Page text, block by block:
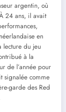
argentin, où
24 ans, il avait
en
lecture du jeu
à la
de l’année pour
signalée comme
garde des Red